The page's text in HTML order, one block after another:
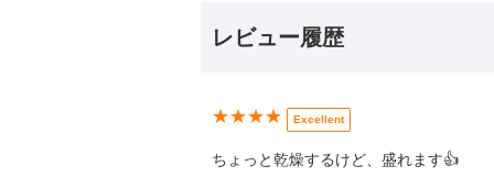
レビュー履歴
★★★★ Excellent
ちょっと乾燥するけど、盛れます👍